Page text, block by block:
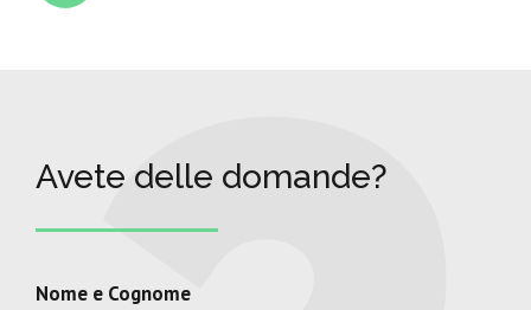
Avete delle domande?
Nome e Cognome